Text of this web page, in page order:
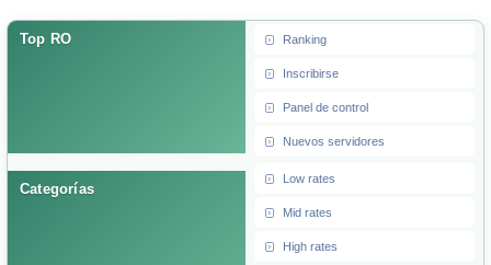
Top RO Ranking
Inscribirse
Panel de control
Nuevos servidores
Categorías
Low rates
Mid rates
High rates